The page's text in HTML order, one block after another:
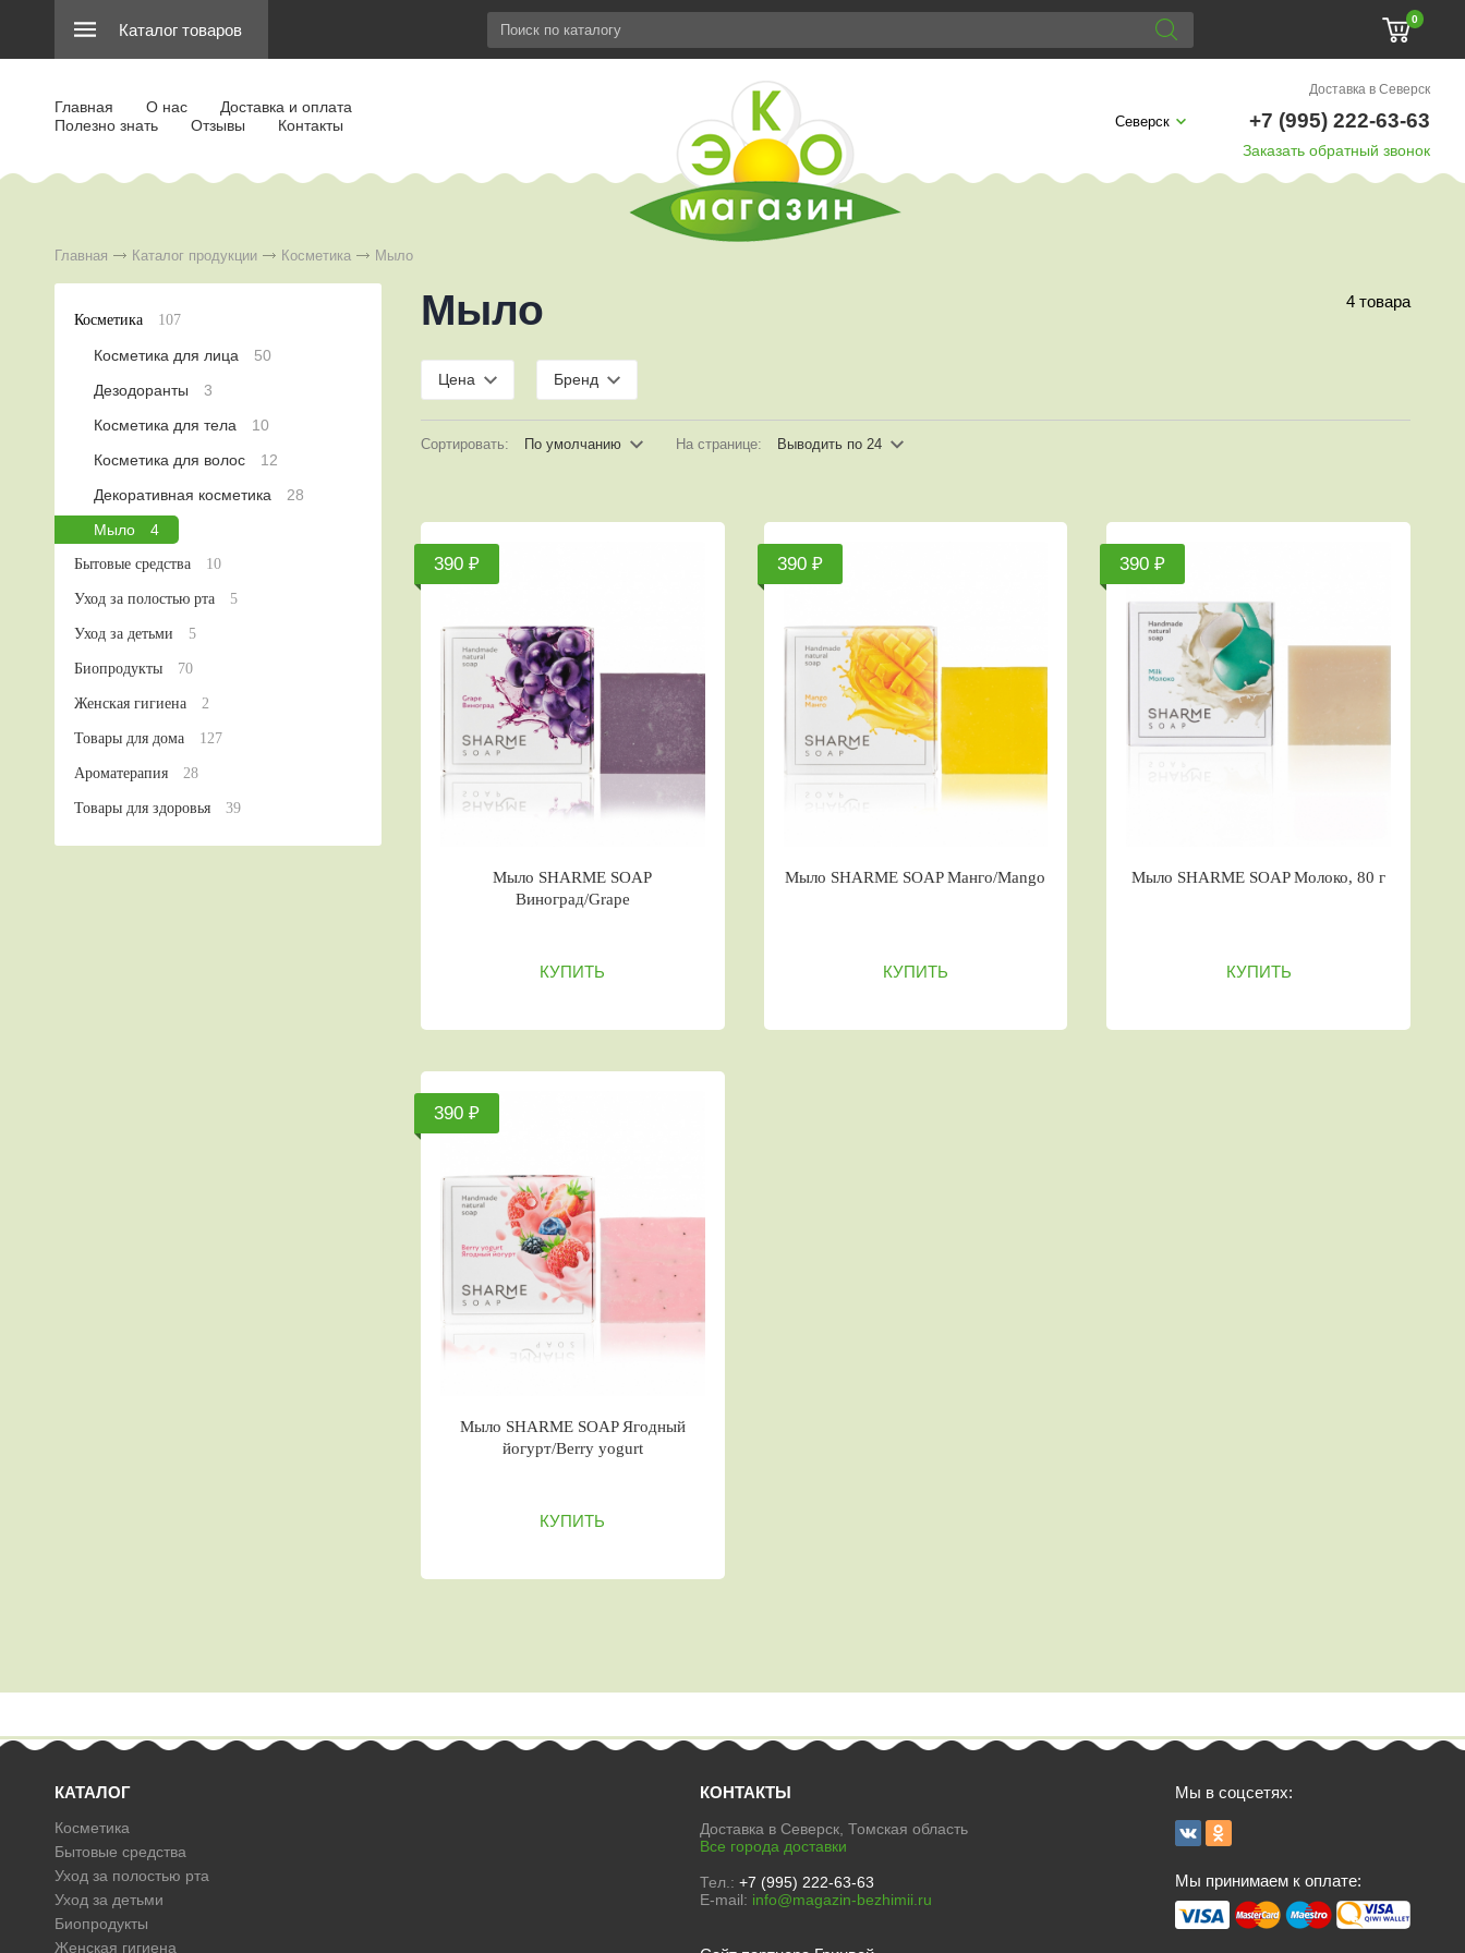
Каталог товаров
0
Главная О нас
Доставка и оплата
Полезно знать
Отзывы Контакты Северск
Доставка в Северск
+7 (995) 222-63-63
Заказать обратный звонок
Главная Каталог продукции Косметика Мыло
4 товара
Мыло
Цена Бренд
Сортировать: По умолчанию На странице: Выводить по 24
390 ₽
Мыло SHARME SOAP
Виноград/Grape
КУПИТЬ
390 ₽
Мыло SHARME SOAP Манго/Mango
КУПИТЬ
390 ₽
Мыло SHARME SOAP Молоко, 80 г
КУПИТЬ
390 ₽
Мыло SHARME SOAP Ягодный
йогурт/Berry yogurt
КУПИТЬ
Косметика 107
Косметика для лица
50
Дезодоранты
3
Косметика для тела
10
Косметика для волос
12
Декоративная косметика
28
Мыло
4
Бытовые средства 10
Уход за полостью рта 5
Уход за детьми 5
Биопродукты 70
Женская гигиена 2
Товары для дома 127
Ароматерапия 28
Товары для здоровья 39
КАТАЛОГ
Косметика
Бытовые средства
Уход за полостью рта
Уход за детьми
Биопродукты
Женская гигиена
КОНТАКТЫ
Доставка в Северск, Томская область
Все города доставки
Тел.: +7 (995) 222-63-63
E-mail: info@magazin-bezhimii.ru
Мы в соцсетях:
Мы принимаем к оплате: